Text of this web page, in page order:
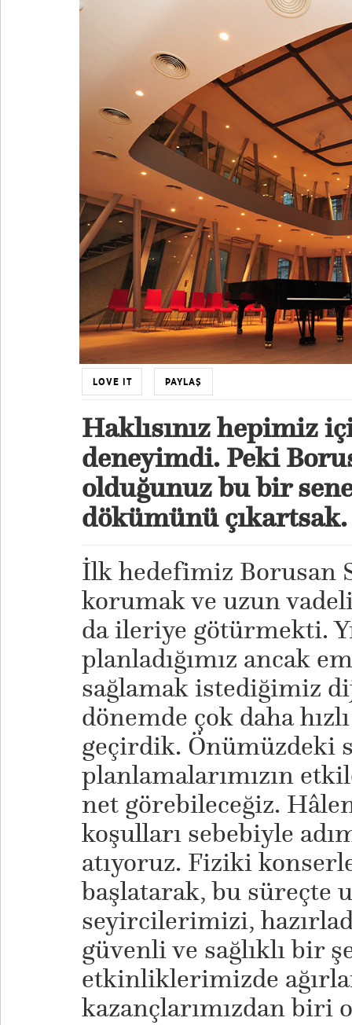
LOVE IT PAYLAŞ
Haklısınız hepimiz
deneyimdi. Peki
olduğunuz bu bir
dökümünü çıkartsak.
İlk hedefimiz Borusan
korumak ve uzun
da ileriye götürmekti.
planladığımız ancak
sağlamak istediğimiz
dönemde çok daha
geçirdik. Önümüzdeki
planlamalarımızın
net görebileceğiz.
koşulları sebebiyle
atıyoruz. Fiziki
başlatarak, bu süreçte
seyircilerimizi,
güvenli ve sağlıklı bir
etkinliklerimizde
kazançlarımızdan biri